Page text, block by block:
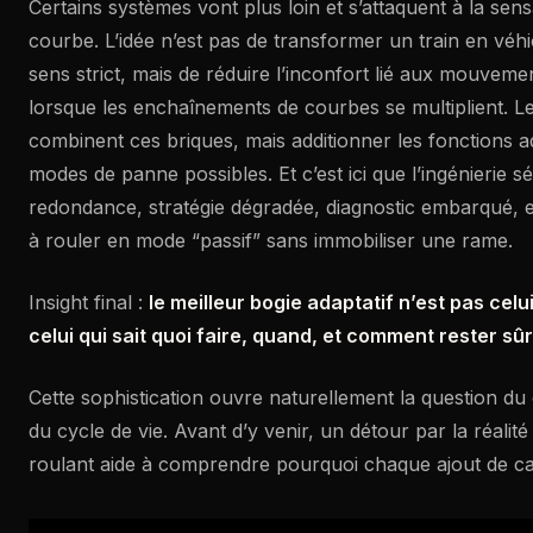
Certains systèmes vont plus loin et s’attaquent à la
courbe. L’idée n’est pas de transformer un train en
sens strict, mais de réduire l’inconfort lié aux
lorsque les enchaînements de courbes se multiplient.
combinent ces briques, mais additionner les fonctions
modes de panne possibles. Et c’est ici que l’ingénierie
redondance, stratégie dégradée, diagnostic embarqué,
à rouler en mode “passif” sans immobiliser une rame.
Insight final : le meilleur bogie adaptatif n’est pas
celui qui sait quoi faire, quand, et comment rester
Cette sophistication ouvre naturellement la question
du cycle de vie. Avant d’y venir, un détour par la
roulant aide à comprendre pourquoi chaque ajout de